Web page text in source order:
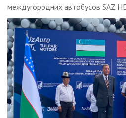
междугородних автобусов SAZ